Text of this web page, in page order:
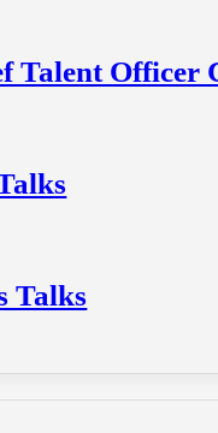
Talent Officer
Talks